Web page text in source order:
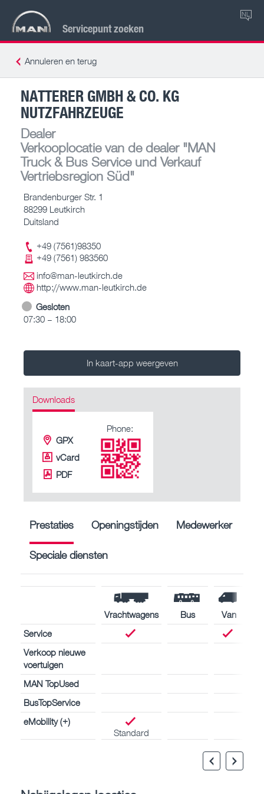
Servicepunt zoeken
NL
Annuleren en terug
NATTERER GMBH & CO. KG
NUTZFAHRZEUGE
Dealer
Verkooplocatie van de dealer"MAN
Truck & Bus Service und Verkauf
Vertriebsregion Süd"
Brandenburger Str. 1
88299 Leutkirch
Duitsland
+49 (7561)98350
+49 (7561) 983560
info@man-leutkirch.de
http://www.man-leutkirch.de
Gesloten
07:30 – 18:00
In kaart-app weergeven
Downloads
GPX
vCard
PDF
Phone:
Prestaties Openingstijden Medewerker
Speciale diensten
Vrachtwagens Bus
Van
Service
Verkoop nieuwe
voertuigen
MAN TopUsed
BusTopService
eMobility (+)
Standard